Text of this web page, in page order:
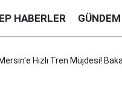
HABERLER GÜNDEM
Hızlı Tren Müjdesi!